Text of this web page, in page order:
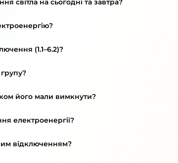
світла на сьогодні та завтра?
(1.1–6.2)?
його мали вимкнути?
електроенергії?
відключенням?